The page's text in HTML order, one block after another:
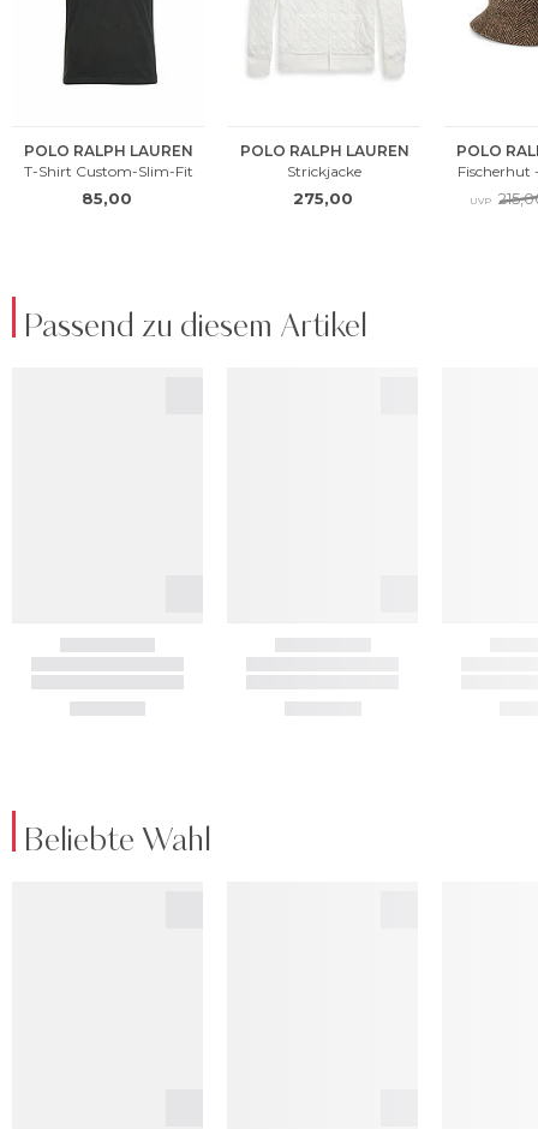
Passend zu diesem Artikel
Beliebte Wahl